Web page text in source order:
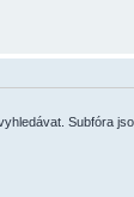
Subfóra